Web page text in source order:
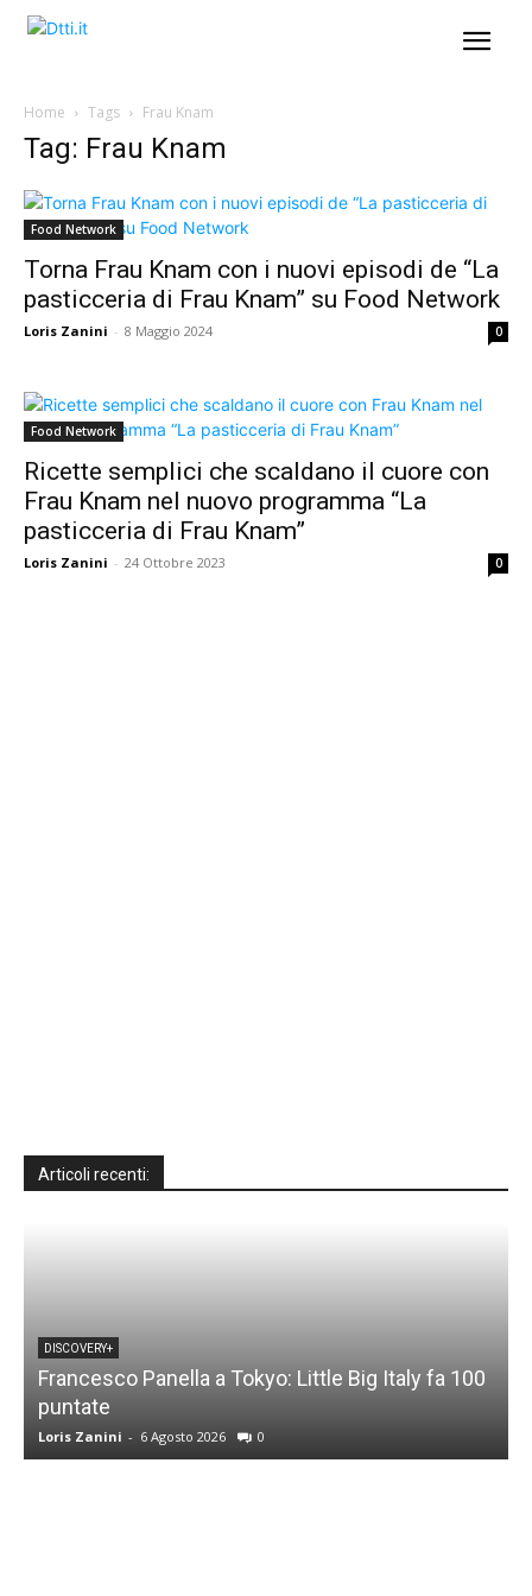
Home Tags Frau Knam
Tag: Frau Knam
Food Network
Torna Frau Knam con i nuovi episodi de “La
pasticceria di Frau Knam” su Food Network
Loris Zanini - 8 Maggio 2024 0
Food Network
Ricette semplici che scaldano il cuore con
Frau Knam nel nuovo programma “La
pasticceria di Frau Knam”
Loris Zanini - 24 Ottobre 2023 0
Articoli recenti:
DISCOVERY+
Francesco Panella a Tokyo: Little Big Italy fa 100
puntate
Loris Zanini - 6 Agosto 2026 0